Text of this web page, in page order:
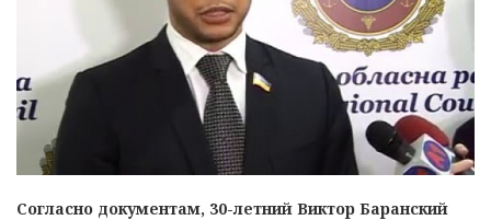
Согласно документам, 30-летний Виктор Баранский